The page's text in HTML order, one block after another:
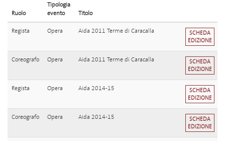
Ruolo
Tipologia
evento
Titolo
Regista Opera Aida 2011 Terme di Caracalla
SCHEDA
EDIZIONE
Coreografo Opera Aida 2011 Terme di Caracalla
SCHEDA
EDIZIONE
Regista Opera Aida 2014-15
SCHEDA
EDIZIONE
Coreografo Opera Aida 2014-15
SCHEDA
EDIZIONE